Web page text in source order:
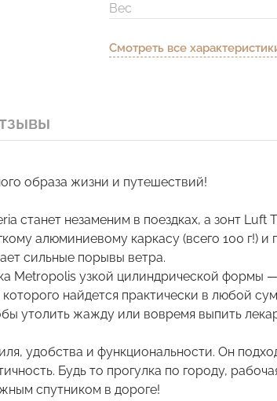
Вес
Смотреть все
образа жизни и путешествий!
станет незаменим в поездках, а зонт Luft
алюминиевому каркасу (всего 100 г!) и
сильные порывы ветра.
Metropolis узкой цилиндрической формы
найдется практически в любой
утолить жажду или вовремя выпить
удобства и функциональности. Он
Будь то прогулка по городу,
спутником в дороге!